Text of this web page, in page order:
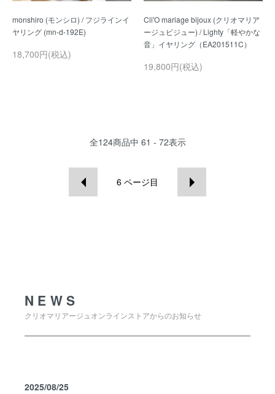
monshiro (モンシロ) / フジラインイ
18,700円(税込)
Cli'O mariage bijoux (クリオマリア
ージュビジュー) / Lighty「軽やかな
19,800円(税込)
全124商品中 61 - 72表示
6 ページ目
NEWS
クリオマリアージュオンラインストアからのお知らせ
2025/08/25